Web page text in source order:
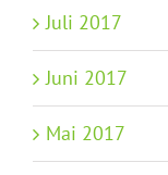
Juli 2017
Juni 2017
Mai 2017